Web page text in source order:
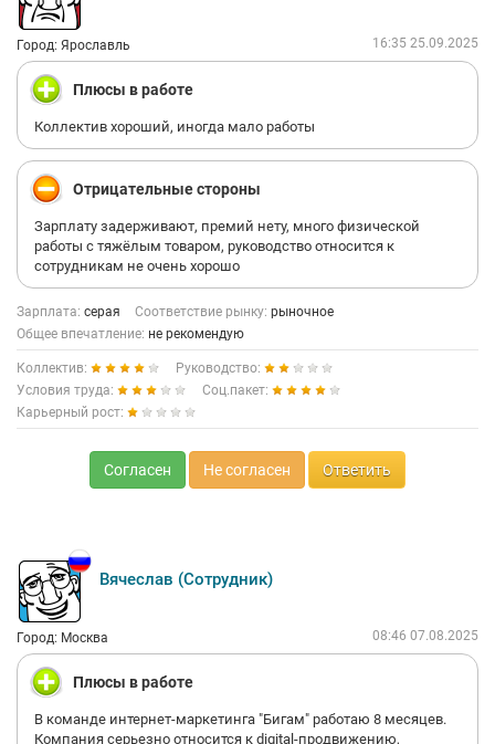
Город: Ярославль 16:35 25.09.2025
Плюсы в работе
Коллектив хороший, иногда мало работы
Отрицательные стороны
Зарплату задерживают, премий нету, много физической
работы с тяжёлым товаром, руководство относится к
сотрудникам не очень хорошо
Зарплата: серая Соответствие рынку: рыночное
Общее впечатление: не рекомендую
Коллектив:
Руководство:
Условия труда:
Соц.пакет:
Карьерный рост:
Согласен Не согласен Ответить
Вячеслав (Сотрудник)
Город: Москва 08:46 07.08.2025
Плюсы в работе
В команде интернет-маркетинга "Бигам" работаю 8 месяцев.
Компания серьезно относится к digitаl-продвижению,